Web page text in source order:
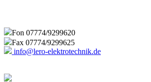
Fon 07774/9299620
Fax 07774/9299625
info@lero-elektrotechnik.de